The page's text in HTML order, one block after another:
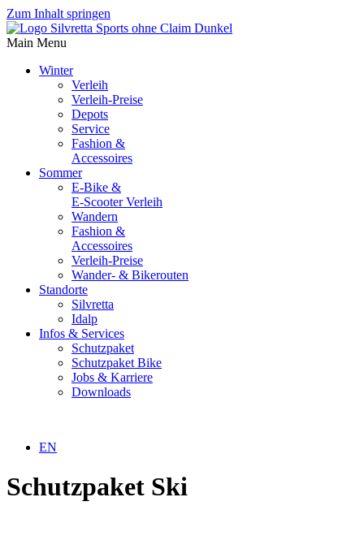
Zum Inhalt springen
Main Menu
Winter
Verleih
Verleih-Preise
Depots
Service
Fashion &
Accessoires
Sommer
E-Bike &
E-Scooter Verleih
Wandern
Fashion &
Accessoires
Verleih-Preise
Wander- & Bikerouten
Standorte
Silvretta
Idalp
Infos & Services
Schutzpaket
Schutzpaket Bike
Jobs & Karriere
Downloads
EN
Schutzpaket Ski